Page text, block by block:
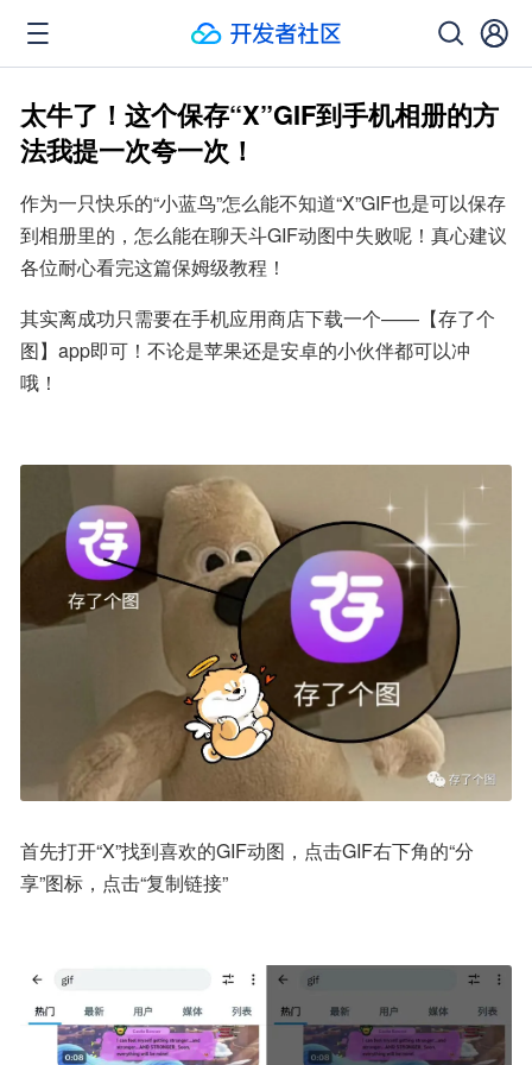
太牛了！这个保存“X”GIF到手机相册的方
法我提一次夸一次！
作为一只快乐的“小蓝鸟”怎么能不知道“X”GIF也是可以保存
到相册里的，怎么能在聊天斗GIF动图中失败呢！真心建议
各位耐心看完这篇保姆级教程！
其实离成功只需要在手机应用商店下载一个——【存了个
图】app即可！不论是苹果还是安卓的小伙伴都可以冲
哦！ ​
首先打开“X”找到喜欢的GIF动图，点击GIF右下角的“分
享”图标，点击“复制链接”